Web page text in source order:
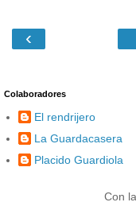
‹
Colaboradores
El rendrijero
La Guardacasera
Placido Guardiola
Con